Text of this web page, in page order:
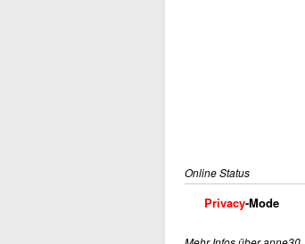
Online Status
Privacy-Mode